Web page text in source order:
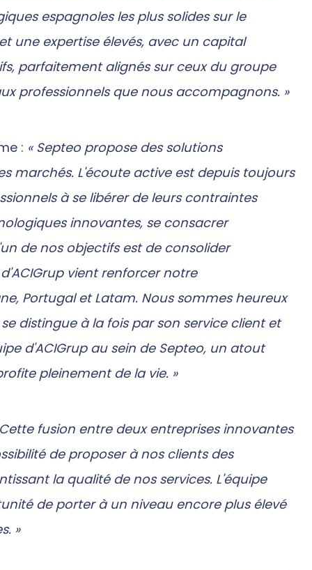
espagnoles les plus solides sur le
une expertise élevés, avec un capital
parfaitement alignés sur ceux du groupe
professionnels que nous accompagnons. »
: « Septeo propose des solutions
marchés. L'écoute active est depuis toujours
à se libérer de leurs contraintes
innovantes, se consacrer
de nos objectifs est de consolider
vient renforcer notre
Portugal et Latam. Nous sommes heureux
distingue à la fois par son service client et
d'ACIGrup au sein de Septeo, un atout
pleinement de la vie. »
fusion entre deux entreprises innovantes
de proposer à nos clients des
la qualité de nos services. L'équipe
de porter à un niveau encore plus élevé
»